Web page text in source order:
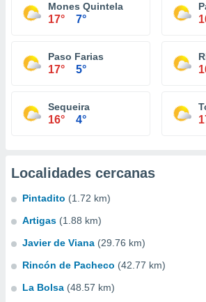
Mones Quintela
17° 7°
Paso Farias
17° 5°
Sequeira
16° 4°
Localidades cercanas
Pintadito (1.72 km)
Artigas (1.88 km)
Javier de Viana (29.76 km)
Rincón de Pacheco (42.77 km)
La Bolsa (48.57 km)